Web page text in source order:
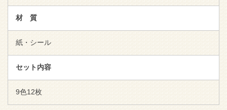
材 質
紙・シール
セット内容
9色12枚